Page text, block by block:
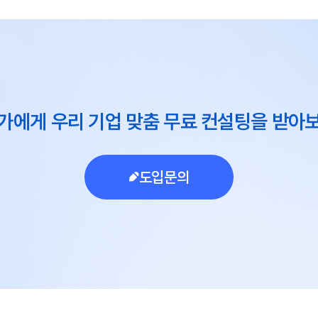
에게 우리 기업 맞춤 무료 컨설팅을 받아
도입문의